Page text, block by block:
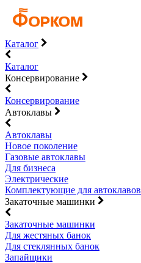
Каталог
Каталог
Консервирование
Консервирование
Автоклавы
Автоклавы
Новое поколение
Газовые автоклавы
Для бизнеса
Электрические
Комплектующие для автоклавов
Закаточные машинки
Закаточные машинки
Для жестяных банок
Для стеклянных банок
Запайщики